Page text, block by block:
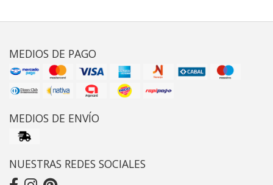
MEDIOS DE PAGO
MEDIOS DE ENVÍO
NUESTRAS REDES SOCIALES